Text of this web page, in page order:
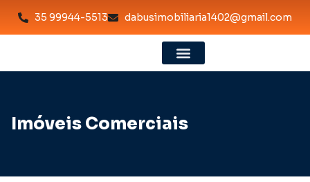
35 99944-5513 dabusimobiliaria1402@gmail.com
Imóveis Comerciais